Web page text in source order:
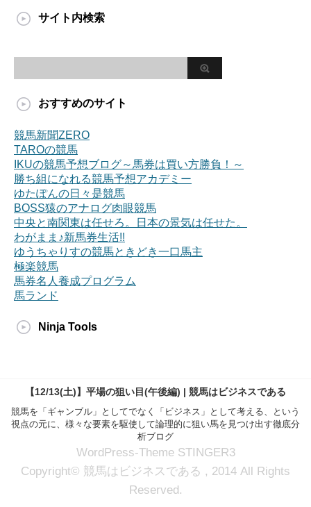
サイト内検索
おすすめのサイト
競馬新聞ZERO
TAROの競馬
IKUの競馬予想ブログ～馬券は買い方勝負！～
勝ち組になれる競馬予想アカデミー
ゆたぽんの日々是競馬
BOSS猿のアナログ肉眼競馬
中央と南関東は任せろ。日本の景気は任せた。
わがまま♪新馬券生活!!
ゆうちゃりすの競馬ときどき一口馬主
極楽競馬
馬券名人養成プログラム
馬ランド
Ninja Tools
【12/13(土)】平場の狙い目(午後編) | 競馬はビジネスである
競馬を「ギャンブル」としてでなく「ビジネス」として考える、という
視点の元に、様々な要素を駆使して論理的に狙い馬を見つけ出す徹底分
析ブログ
WordPress-Theme STINGER3
Copyright© 競馬はビジネスである , 2014 All Rights
Reserved.